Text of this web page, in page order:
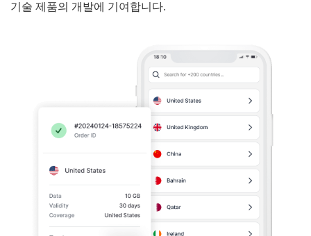
기술 제품의 개발에 기여합니다.